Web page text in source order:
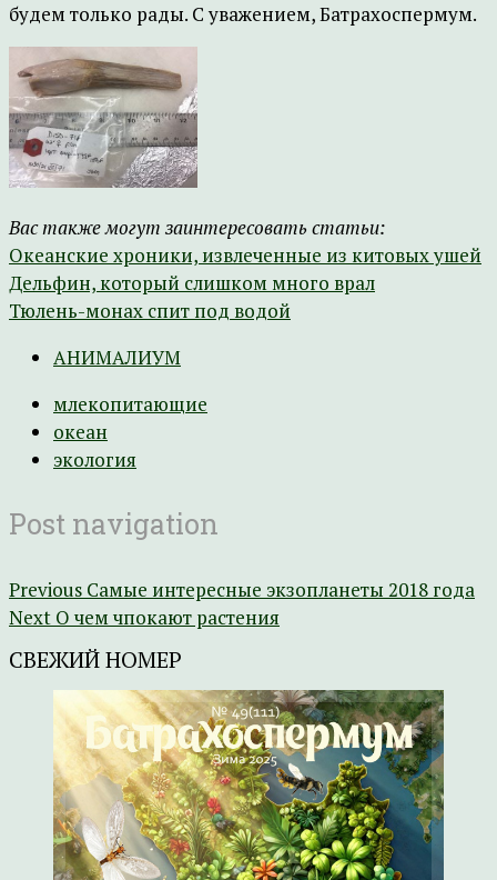
будем только рады. С уважением, Батрахоспермум.
Вас также могут заинтересовать статьи:
Океанские хроники, извлеченные из китовых ушей
Дельфин, который слишком много врал
Тюлень-монах спит под водой
АНИМАЛИУМ
млекопитающие
океан
экология
Post navigation
Previous Самые интересные экзопланеты 2018 года
Next О чем чпокают растения
СВЕЖИЙ НОМЕР